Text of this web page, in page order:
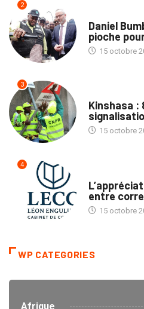
2
Daniel
pioche
15 octobre
3
Kinshasa :
15 octobre
4
entre
15 octobre
WP CATEGORIES
Afrique